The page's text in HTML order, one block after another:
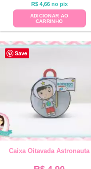
R$4,66 no pix
ADICIONAR AO
CARRINHO
Save
Caixa Oitavada Astronauta